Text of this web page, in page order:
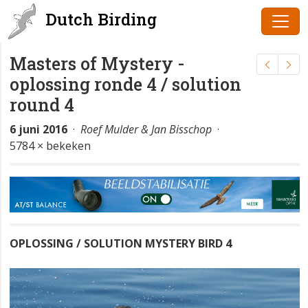
Dutch Birding
Masters of Mystery -
oplossing ronde 4 / solution
round 4
6 juni 2016 · Roef Mulder & Jan Bisschop ·
5784 × bekeken
OPLOSSING / SOLUTION MYSTERY BIRD 4